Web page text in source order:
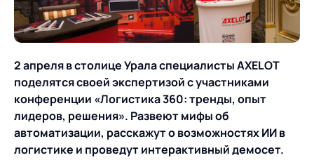
О компании
ИТ-аккредитация
Карьера
Партнеры
Импортозамещение
Продукты
Управление цепями
поставок
Управление складами
Управление перевозками
Оптимизация в цепях
поставок
Управление двором
Логистический
Услуги
Логистический
консалтинг
Нетворкинг и обмен
опытом вместе с AXELOT
Пресс-центр
Новости
СМИ о нас
2 апреля в столице Урала специалисты AXELOT
поделятся своей экспертизой с участниками
конференции «Логистика 360: тренды, опыт
лидеров, решения». Развеют мифы об
автоматизации, расскажут о возможностях ИИ в
логистике и проведут интерактивный демосет.